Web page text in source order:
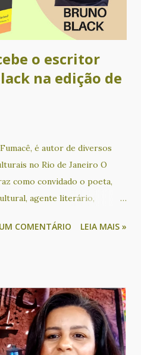
Regina Alves, Rita
Augusto Fer...
o escritor
na edição de
é autor de diversos
no Rio de Janeiro O
como convidado o poeta,
agente literário,
dia 24, das 18h às 21h30, no
Tarja Preta (poesia) e
ainda tem recital de
Ametista Nunes, Cacau
Lucas de Matos, Pareta
COMENTÁRIO LEIA MAIS »